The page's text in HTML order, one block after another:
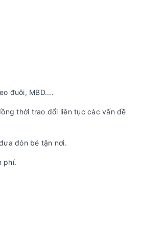
đuôi, MBD....
thời trao đổi liên tục các vấn đề
đón bé tận nơi.
phí.